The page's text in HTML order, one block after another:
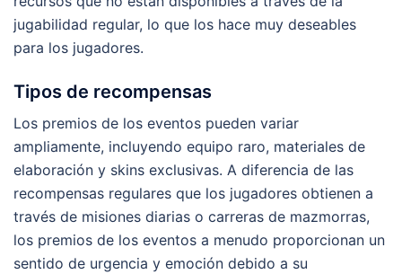
jugabilidad regular, lo que los hace muy deseables
para los jugadores.
Tipos de recompensas
Los premios de los eventos pueden variar
ampliamente, incluyendo equipo raro, materiales de
elaboración y skins exclusivas. A diferencia de las
recompensas regulares que los jugadores obtienen a
través de misiones diarias o carreras de mazmorras,
los premios de los eventos a menudo proporcionan un
sentido de urgencia y emoción debido a su